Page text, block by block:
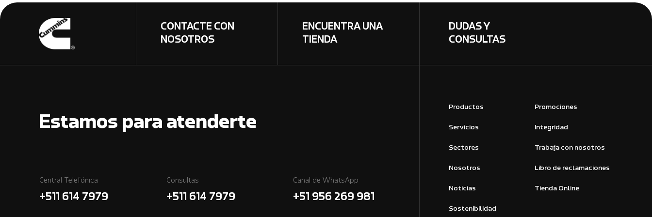
CONTACTE CON
NOSOTROS
ENCUENTRA UNA
TIENDA
DUDAS Y
CONSULTAS
Estamos para atenderte
Central Telefónica
+511 614 7979
Consultas
+511 614 7979
Canal de WhatsApp
+51 956 269 981
Productos
Servicios
Sectores
Nosotros
Noticias
Sostenibilidad
Promociones
Integridad
Trabaja con nosotros
Libro de reclamaciones
Tienda Online